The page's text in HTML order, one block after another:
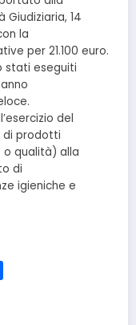
Giudiziaria, 14
la
per 21.100 euro.
stati eseguiti
del
di prodotti
o qualità) alla
di
igieniche e